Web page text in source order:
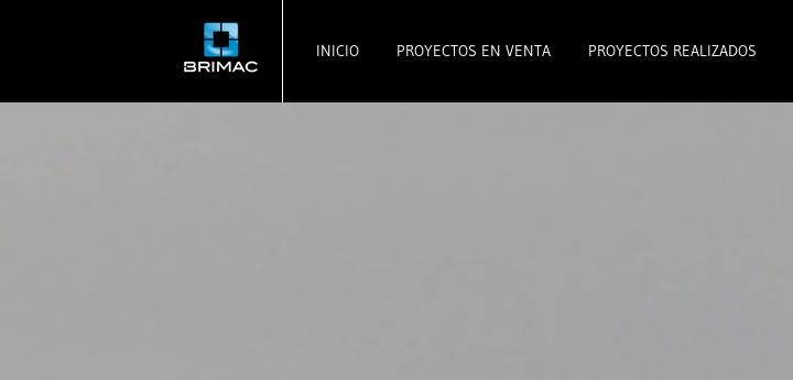
INICIO PROYECTOS EN VENTA PROYECTOS REALIZADOS